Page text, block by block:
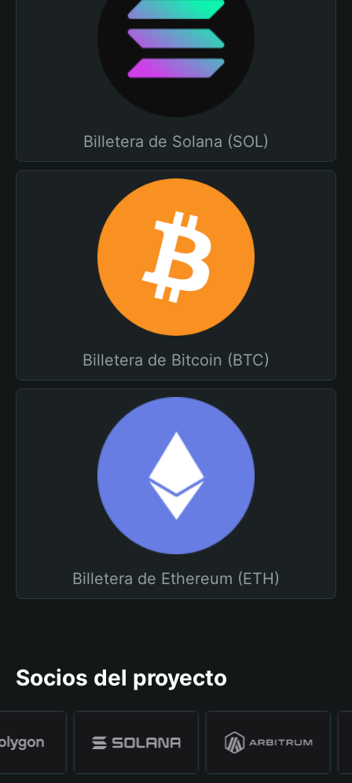
Billetera de Solana (SOL)
Billetera de Bitcoin (BTC)
Billetera de Ethereum (ETH)
Socios del proyecto